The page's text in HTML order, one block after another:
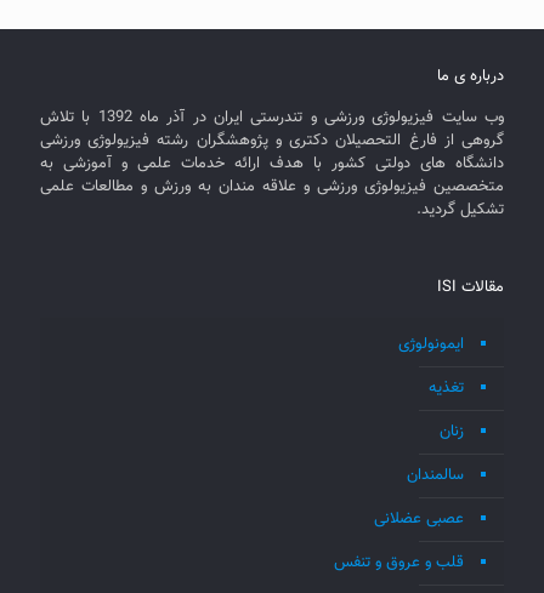
درباره ی ما
وب سایت فیزیولوژی ورزشی و تندرستی ایران در آذر ماه 1392 با تلاش
گروهی از فارغ التحصیلان دکتری و پژوهشگران رشته فیزیولوژی ورزشی
دانشگاه های دولتی کشور با هدف ارائه خدمات علمی و آموزشی به
متخصصین فیزیولوژی ورزشی و علاقه مندان به ورزش و مطالعات علمی
تشکیل گردید.
مقالات ISI
ایمونولوژی
تغذیه
زنان
سالمندان
عصبی عضلانی
قلب و عروق و تنفس